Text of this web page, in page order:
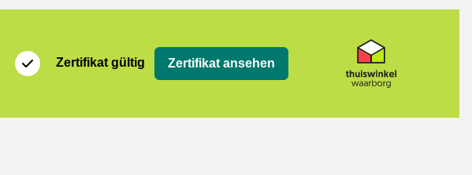
Zertifikat gültig Zertifikat ansehen